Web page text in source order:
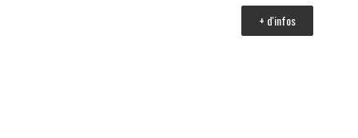
+ d'infos